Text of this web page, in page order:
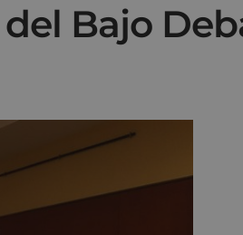
Bajo